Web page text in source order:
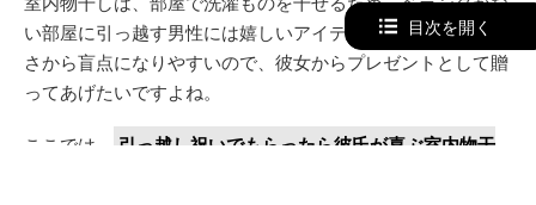
い部屋に引っ越す男性には嬉しいアイテム。引っ越しの忙し
さから盲点になりやすいので、彼女からプレゼントとして贈
ってあげたいですよね。
ここでは、
引っ越し祝いでもらったら彼氏が喜ぶ室内物干
目次を開く